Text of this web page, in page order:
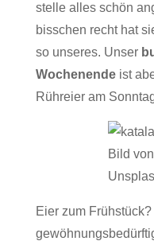
stelle alles schön
bisschen recht hat
so unseres. Unser
Wochenendeist
Rühreier am
Bild
Eier zum